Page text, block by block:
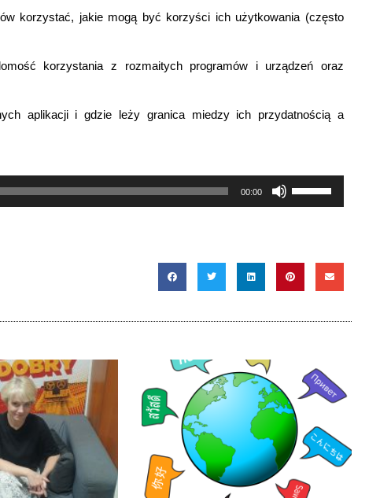
korzystać, jakie mogą być korzyści ich użytkowania (często
korzystania z rozmaitych programów i urządzeń oraz
aplikacji i gdzie leży granica miedzy ich przydatnością a
00:00
Używaj
strzałek
góry
oraz
zwiększyć
lub
zmniejszyć
głośność.